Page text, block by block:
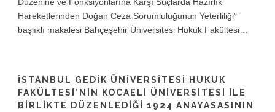
Hareketlerinden Doğan Ceza Sorumluluğunun Yeterliliği”
başlıklı makalesi Bahçeşehir Üniversitesi Hukuk Fakültesi…
İSTANBUL GEDİK ÜNİVERSİTESİ HUKUK
FAKÜLTESİ’NİN KOCAELİ ÜNİVERSİTESİ İLE
BİRLİKTE DÜZENLEDİĞİ 1924 ANAYASASININ